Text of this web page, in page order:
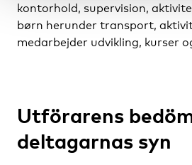
kontorhold, supervision,
børn herunder transport,
medarbejder udvikling, kurser
Utförarens
deltagarnas syn